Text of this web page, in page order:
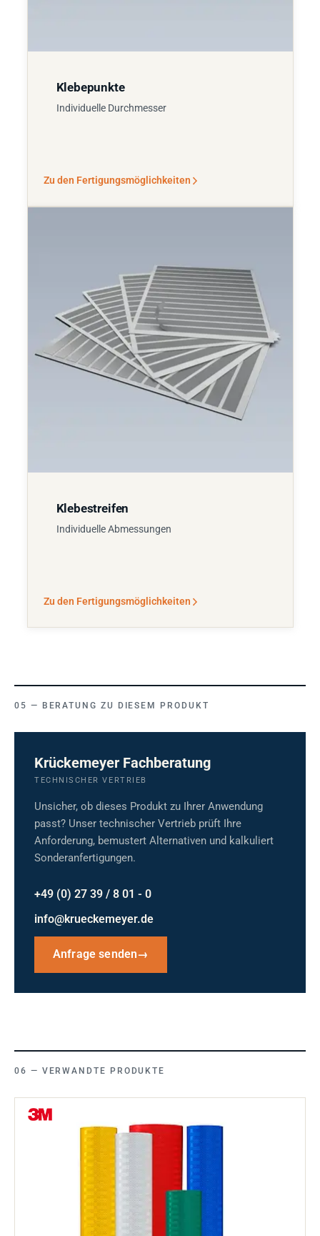
Klebepunkte
Individuelle Durchmesser
Zu den Fertigungsmöglichkeiten
Klebestreifen
Individuelle Abmessungen
Zu den Fertigungsmöglichkeiten
BERATUNG ZU DIESEM PRODUKT
Krückemeyer Fachberatung
TECHNISCHER VERTRIEB
Unsicher, ob dieses Produkt zu Ihrer Anwendung
passt? Unser technischer Vertrieb prüft Ihre
Anforderung, bemustert Alternativen und kalkuliert
Sonderanfertigungen.
+49 (0) 27 39 / 8 01 - 0
info@krueckemeyer.de
Anfrage senden→
VERWANDTE PRODUKTE